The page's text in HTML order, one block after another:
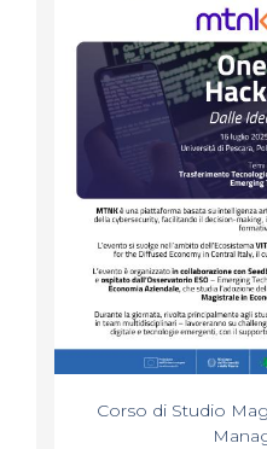
Corso di Studio